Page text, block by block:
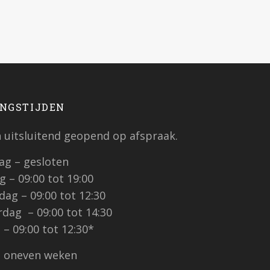
uitsluitend geopend op afspraak.
– gesloten
– 09:00 tot 19:00
– 09:00 tot 12:30
– 09:00 tot 14:30
09:00 tot 12:30*
weken